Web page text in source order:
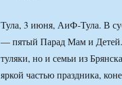
Тула, 3 июня, АиФ-Тула. В
— пятый Парад Мам и Детей.
туляки, но и семьи из
яркой частью праздника,